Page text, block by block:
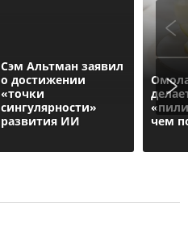
Сэм Альтман заявил
о достижении
«точки
сингулярности»
развития ИИ
чем